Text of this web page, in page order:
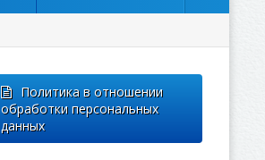
Политика в отношении
обработки персональных
данных